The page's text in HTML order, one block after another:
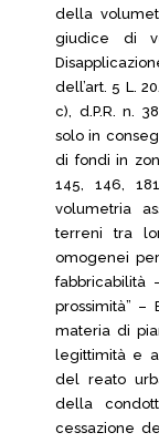
della
giudice di
dell’art. 5 L.
c), d.P.R. n.
solo in
di fondi in
145, 146,
volumetria
terreni tra
omogenei
fabbricabilità
prossimità”
materia di
legittimità e
del reato
della
cessazione